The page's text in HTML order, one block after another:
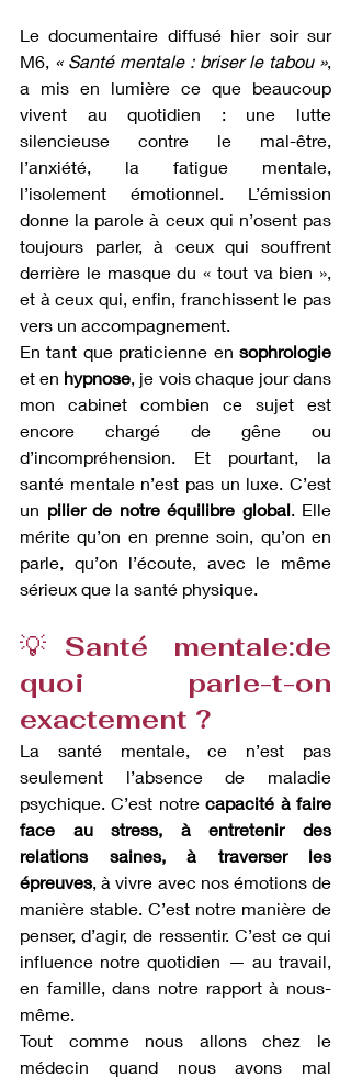
Le documentaire diffusé hier soir sur
M6, « Santé mentale : briser le tabou »,
a mis en lumière ce que beaucoup
vivent au quotidien : une lutte
silencieuse contre le mal-être,
l’anxiété, la fatigue mentale,
l’isolement émotionnel. L’émission
donne la parole à ceux qui n’osent pas
toujours parler, à ceux qui souffrent
derrière le masque du « tout va bien »,
et à ceux qui, enfin, franchissent le pas
vers un accompagnement.
En tant que praticienne en sophrologie
et en hypnose, je vois chaque jour dans
mon cabinet combien ce sujet est
encore chargé de gêne ou
d’incompréhension. Et pourtant, la
santé mentale n’est pas un luxe. C’est
un pilier de notre équilibre global. Elle
mérite qu’on en prenne soin, qu’on en
parle, qu’on l’écoute, avec le même
sérieux que la santé physique.
💡 Santé mentale:de
quoi parle-t-on
exactement ?
La santé mentale, ce n’est pas
seulement l’absence de maladie
psychique. C’est notre capacité à faire
face au stress, à entretenir des
relations saines, à traverser les
épreuves, à vivre avec nos émotions de
manière stable. C’est notre manière de
penser, d’agir, de ressentir. C’est ce qui
influence notre quotidien — au travail,
en famille, dans notre rapport à nous-
même.
Tout comme nous allons chez le
médecin quand nous avons mal